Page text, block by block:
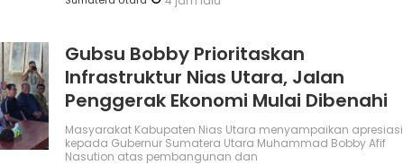
Gubsu Bobby Prioritaskan
Infrastruktur Nias Utara, Jalan
Penggerak Ekonomi Mulai Dibenahi
Masyarakat Kabupaten Nias Utara menyampaikan apresiasi
kepada Gubernur Sumatera Utara Muhammad Bobby Afif
Nasution atas pembangunan dan